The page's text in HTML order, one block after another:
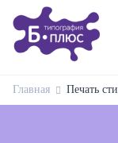
Главная Печать